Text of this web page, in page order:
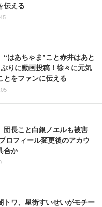
伝える
“はあちゃま”こと赤井はあと
りに動画投稿！徐々に元気
とをファンに伝える
団長こと白銀ノエルも被害
ロフィール変更後のアカウ
合か
トワ、星街すいせいがモチー